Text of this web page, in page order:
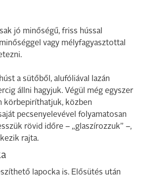
jó minőségű, friss hússal
vagy mélyfagyasztottal
a sütőből, alufóliával lazán
állni hagyjuk. Végül még egyszer
körbepiríthatjuk, közben
pecsenyelevével folyamatosan
rövid időre – „glaszírozzuk” –,
rajta.
lapocka is. Elősütés után